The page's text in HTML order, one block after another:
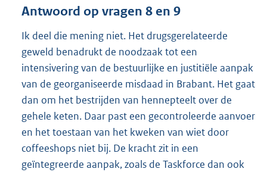
Antwoord op vragen 8 en 9
Ik deel die mening niet. Het drugsgerelateerde
geweld benadrukt de noodzaak tot een
intensivering van de bestuurlijke en justitiële aanpak
van de georganiseerde misdaad in Brabant. Het gaat
dan om het bestrijden van hennepteelt over de
gehele keten. Daar past een gecontroleerde aanvoer
en het toestaan van het kweken van wiet door
coffeeshops niet bij. De kracht zit in een
geïntegreerde aanpak, zoals de Taskforce dan ook